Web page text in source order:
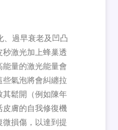
、過早衰老及凹凸
激光加上蜂巢透
量的激光能量會
氣泡將會糾纏拉
其鬆開（例如陳年
皮膚的自我修復機
損傷，以達到提